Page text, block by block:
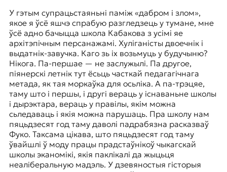
У гэтым супрацьстаяньні паміж «дабром і злом»,
якое я ўсё яшчэ спрабую разгледзець у тумане, мне
ўсё адно бачыцца школа Кабакова з усімі яе
архітэпічным персанажамі. Хуліганісты двоечнік і
выдатнік-завучка. Каго зь іх возьмуць у будучыню?
Нікога. Па-першае — не заслужылі. Па другое,
піянерскі летнік тут ёсьць часткай педагагічнага
метада, як тая моркаўка для осьліка. А па-трэцяе,
таму што і першы, і другі вераць у існаваньне школы
і дырэктара, вераць у правілы, якім можна
сьледаваць і якія можна парушаць. Пра школу нам
пяцьдзесят год таму даволі падрабязна расказваў
Фуко. Таксама цікава, што пяцьдзесят год таму
ўвайшлі ў моду працы прадстаўнікоў чыкагскай
школы эканомікі, якія паклікалі да жыцьця
неаліберальную мадэль. У дзевяностыя гісторыя